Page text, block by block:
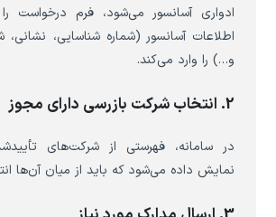
ادواری آسانسور می‌شود، فرم درخواست
اطلاعات آسانسور (شماره شناسایی،
و…) را وارد می‌کند.
2. انتخاب شرکت بازرسی دارای مجوز
در سامانه، فهرستی از شرکت‌های
نمایش داده می‌شود که باید از میان آن‌ها